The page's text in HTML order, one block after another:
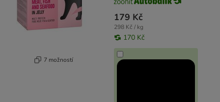
7 možností
179 Kč
298 Kč / kg
170 Kč